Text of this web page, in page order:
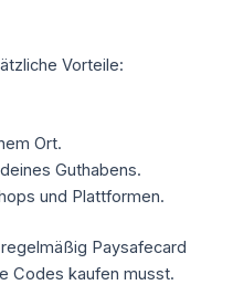
Vorteile:
Ort.
Guthabens.
und Plattformen.
Paysafecard
Codes kaufen musst.